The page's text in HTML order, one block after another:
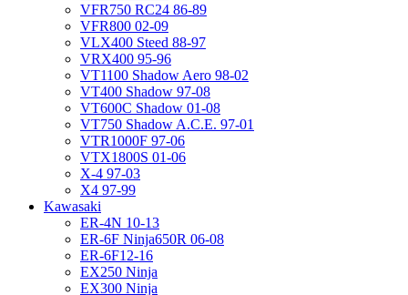
VFR750 RC24 86-89
VFR800 02-09
VLX400 Steed 88-97
VRX400 95-96
VT1100 Shadow Aero 98-02
VT400 Shadow 97-08
VT600C Shadow 01-08
VT750 Shadow A.C.E. 97-01
VTR1000F 97-06
VTX1800S 01-06
X-4 97-03
X4 97-99
Kawasaki
ER-4N 10-13
ER-6F Ninja650R 06-08
ER-6F12-16
EX250 Ninja
EX300 Ninja